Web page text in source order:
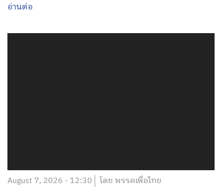
อ่านต่อ
August 7, 2026 - 12:30 โดย พรรคเพื่อไทย